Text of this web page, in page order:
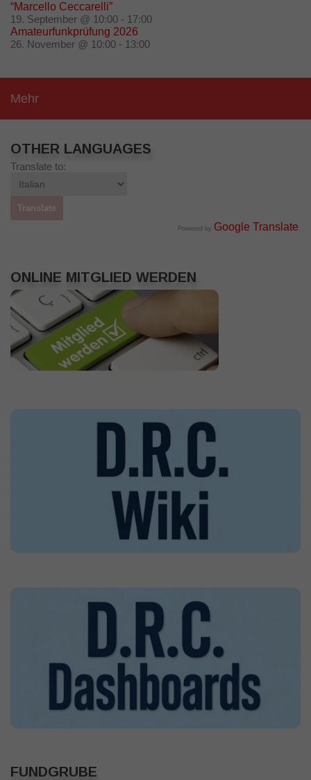
“Marcello Ceccarelli”
19. September @ 10:00 - 17:00
Amateurfunkprüfung 2026
26. November @ 10:00 - 13:00
Mehr
OTHER LANGUAGES
Translate to:
Powered by Google Translate .
ONLINE MITGLIED WERDEN
FUNDGRUBE